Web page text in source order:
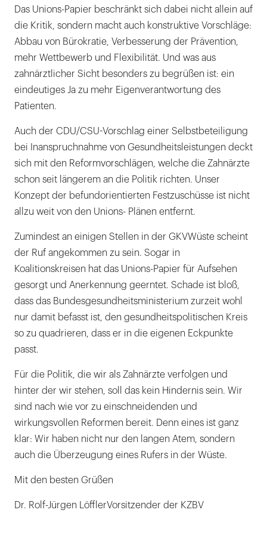
Das Unions-Papier beschränkt sich dabei nicht allein auf
die Kritik, sondern macht auch konstruktive Vorschläge:
Abbau von Bürokratie, Verbesserung der Prävention,
mehr Wettbewerb und Flexibilität. Und was aus
zahnärztlicher Sicht besonders zu begrüßen ist: ein
eindeutiges Ja zu mehr Eigenverantwortung des
Patienten.
Auch der CDU/CSU-Vorschlag einer Selbstbeteiligung
bei Inanspruchnahme von Gesundheitsleistungen deckt
sich mit den Reformvorschlägen, welche die Zahnärzte
schon seit längerem an die Politik richten. Unser
Konzept der befundorientierten Festzuschüsse ist nicht
allzu weit von den Unions- Plänen entfernt.
Zumindest an einigen Stellen in der GKVWüste scheint
der Ruf angekommen zu sein. Sogar in
Koalitionskreisen hat das Unions-Papier für Aufsehen
gesorgt und Anerkennung geerntet. Schade ist bloß,
dass das Bundesgesundheitsministerium zurzeit wohl
nur damit befasst ist, den gesundheitspolitischen Kreis
so zu quadrieren, dass er in die eigenen Eckpunkte
passt.
Für die Politik, die wir als Zahnärzte verfolgen und
hinter der wir stehen, soll das kein Hindernis sein. Wir
sind nach wie vor zu einschneidenden und
wirkungsvollen Reformen bereit. Denn eines ist ganz
klar: Wir haben nicht nur den langen Atem, sondern
auch die Überzeugung eines Rufers in der Wüste.
Mit den besten Grüßen
Dr. Rolf-Jürgen LöfflerVorsitzender der KZBV